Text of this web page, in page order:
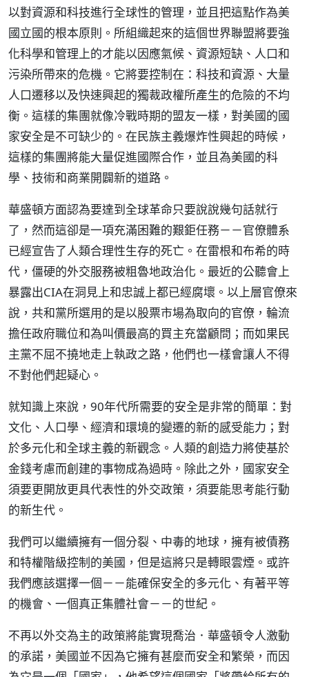
以對資源和科技進行全球性的管理，並且把這點作為美
國立國的根本原則。所組織起來的這個世界聯盟將要強
化科學和管理上的才能以因應氣候、資源短缺、人口和
污染所帶來的危機。它將要控制在：科技和資源、大量
人口遷移以及快速興起的獨裁政權所產生的危險的不均
衡。這樣的集團就像冷戰時期的盟友一樣，對美國的國
家安全是不可缺少的。在民族主義爆炸性興起的時候，
這樣的集團將能大量促進國際合作，並且為美國的科
學、技術和商業開闢新的道路。
華盛頓方面認為要達到全球革命只要說說幾句話就行
了，然而這卻是一項充滿困難的艱鉅任務－－官僚體系
已經宣告了人類合理性生存的死亡。在雷根和布希的時
代，僵硬的外交服務被粗魯地政治化。最近的公聽會上
暴露出CIA在洞見上和忠誠上都已經腐壞。以上層官僚來
說，共和黨所選用的是以股票市場為取向的官僚，輪流
擔任政府職位和為叫價最高的買主充當顧問；而如果民
主黨不屈不撓地走上執政之路，他們也一樣會讓人不得
不對他們起疑心。
就知識上來說，90年代所需要的安全是非常的簡單：對
文化、人口學、經濟和環境的變遷的新的感受能力；對
於多元化和全球主義的新觀念。人類的創造力將使基於
金錢考慮而創建的事物成為過時。除此之外，國家安全
須要更開放更具代表性的外交政策，須要能思考能行動
的新生代。
我們可以繼續擁有一個分裂、中毒的地球，擁有被債務
和特權階級控制的美國，但是這將只是轉眼雲煙。或許
我們應該選擇一個－－能確保安全的多元化、有著平等
的機會、一個真正集體社會－－的世紀。
不再以外交為主的政策將能實現喬治．華盛頓令人激動
的承諾，美國並不因為它擁有甚麼而安全和繁榮，而因